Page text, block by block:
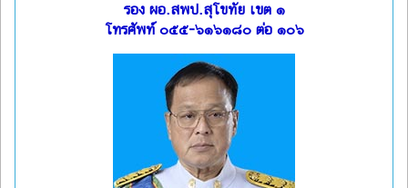
รอง ผอ.สพป.สุโขทัย เขต ๑
โทรศัพท์ ๐๕๕-๖๑๖๑๘๐ ต่อ ๑๐๖